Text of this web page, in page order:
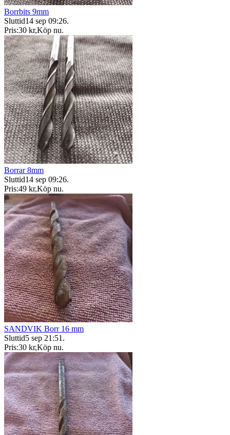
Borrbits 9mm
Sluttid14 sep 09:26.
Pris:30 kr,Köp nu.
Borrar 8mm
Sluttid14 sep 09:26.
Pris:49 kr,Köp nu.
SANDVIK Borr 16 mm
Sluttid5 sep 21:51 .
Pris:30 kr,Köp nu.